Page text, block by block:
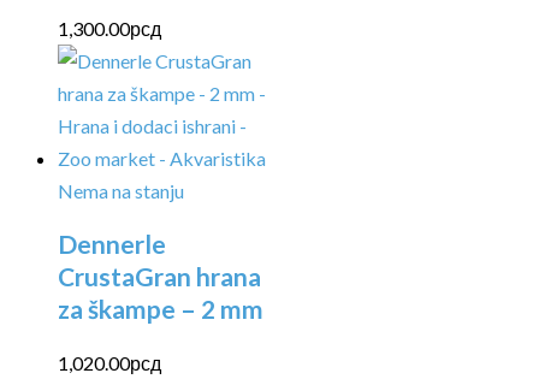
1,300.00рсд
Nema na stanju
Dennerle
CrustaGran hrana
za škampe – 2 mm
1,020.00рсд